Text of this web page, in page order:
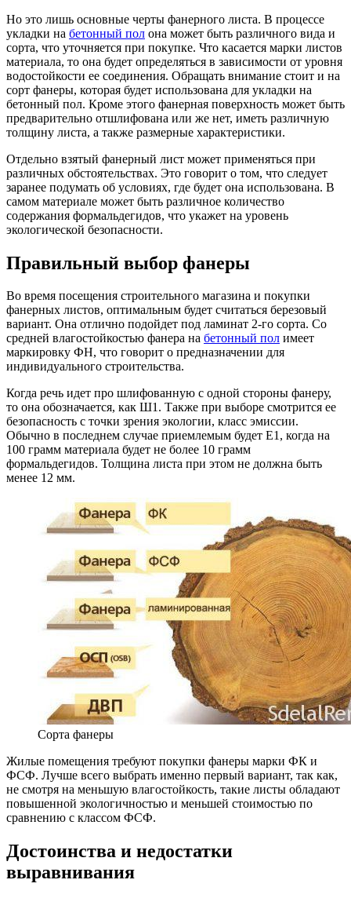
Но это лишь основные черты фанерного листа. В процессе
укладки на бетонный пол она может быть различного вида и
сорта, что уточняется при покупке. Что касается марки листов
материала, то она будет определяться в зависимости от уровня
водостойкости ее соединения. Обращать внимание стоит и на
сорт фанеры, которая будет использована для укладки на
бетонный пол. Кроме этого фанерная поверхность может быть
предварительно отшлифована или же нет, иметь различную
толщину листа, а также размерные характеристики.
Отдельно взятый фанерный лист может применяться при
различных обстоятельствах. Это говорит о том, что следует
заранее подумать об условиях, где будет она использована. В
самом материале может быть различное количество
содержания формальдегидов, что укажет на уровень
экологической безопасности.
Правильный выбор фанеры
Во время посещения строительного магазина и покупки
фанерных листов, оптимальным будет считаться березовый
вариант. Она отлично подойдет под ламинат 2-го сорта. Со
средней влагостойкостью фанера на бетонный пол имеет
маркировку ФН, что говорит о предназначении для
индивидуального строительства.
Когда речь идет про шлифованную с одной стороны фанеру,
то она обозначается, как Ш1. Также при выборе смотрится ее
безопасность с точки зрения экологии, класс эмиссии.
Обычно в последнем случае приемлемым будет Е1, когда на
100 грамм материала будет не более 10 грамм
формальдегидов. Толщина листа при этом не должна быть
менее 12 мм.
Сорта фанеры
Жилые помещения требуют покупки фанеры марки ФК и
ФСФ. Лучше всего выбрать именно первый вариант, так как,
не смотря на меньшую влагостойкость, такие листы обладают
повышенной экологичностью и меньшей стоимостью по
сравнению с классом ФСФ.
Достоинства и недостатки
выравнивания